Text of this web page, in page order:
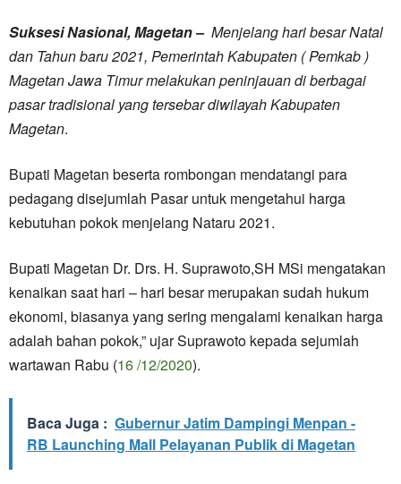
Suksesi Nasional, Magetan – Menjelang hari besar Natal
dan Tahun baru 2021, Pemerintah Kabupaten ( Pemkab )
Magetan Jawa Timur melakukan peninjauan di berbagai
pasar tradisional yang tersebar diwilayah Kabupaten
Magetan.
Bupati Magetan beserta rombongan mendatangi para
pedagang disejumlah Pasar untuk mengetahui harga
kebutuhan pokok menjelang Nataru 2021.
Bupati Magetan Dr. Drs. H. Suprawoto,SH MSi mengatakan
kenaikan saat hari – hari besar merupakan sudah hukum
ekonomi, biasanya yang sering mengalami kenaikan harga
adalah bahan pokok,” ujar Suprawoto kepada sejumlah
wartawan Rabu (16 /12/2020).
Baca Juga : Gubernur Jatim Dampingi Menpan -
RB Launching Mall Pelayanan Publik di Magetan